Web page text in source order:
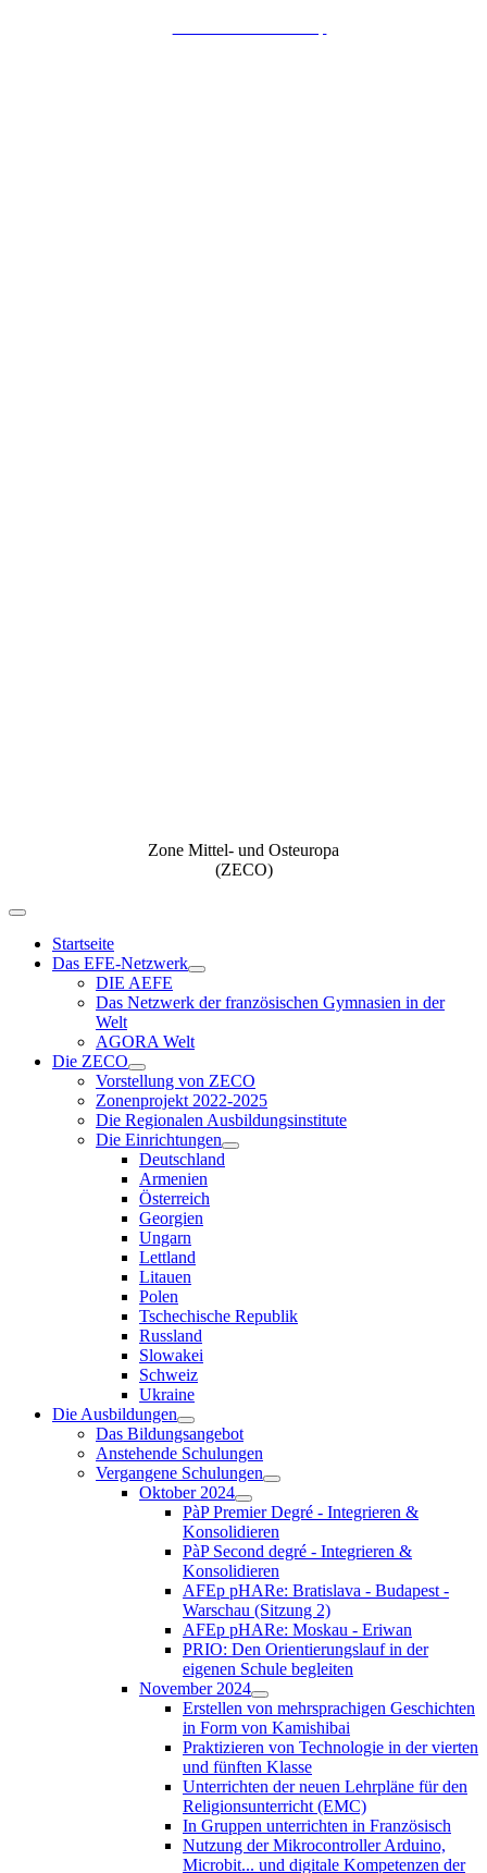
Zone Mittel- und Osteuropa
(ZECO)
Navigation
umschaltenStartseite
Das EFE-Netzwerk
DIE AEFE
Das Netzwerk der französischen Gymnasien in der
Welt
AGORA Welt
Die ZECO
Vorstellung von ZECO
Zonenprojekt 2022-2025
Die Regionalen Ausbildungsinstitute
Die Einrichtungen
Deutschland
Armenien
Österreich
Georgien
Ungarn
Lettland
Litauen
Polen
Tschechische Republik
Russland
Slowakei
Schweiz
Ukraine
Die Ausbildungen
Das Bildungsangebot
Anstehende Schulungen
Vergangene Schulungen
Oktober 2024
PàP Premier Degré - Integrieren &
Konsolidieren
PàP Second degré - Integrieren &
Konsolidieren
AFEp pHARe: Bratislava - Budapest -
Warschau (Sitzung 2)
AFEp pHARe: Moskau - Eriwan
PRIO: Den Orientierungslauf in der
eigenen Schule begleiten
November 2024
Erstellen von mehrsprachigen Geschichten
in Form von Kamishibai
Praktizieren von Technologie in der vierten
und fünften Klasse
Unterrichten der neuen Lehrpläne für den
Religionsunterricht (EMC)
In Gruppen unterrichten in Französisch
Nutzung der Mikrocontroller Arduino,
Microbit... und digitale Kompetenzen der